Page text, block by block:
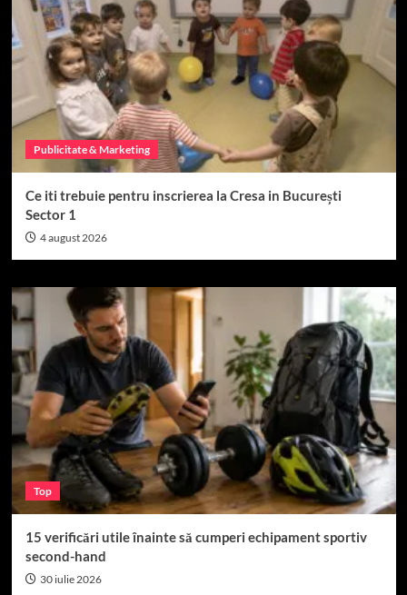
Publicitate & Marketing
Ce iti trebuie pentru inscrierea la Cresa in București
Sector 1
4 august 2026
Top
15 verificări utile înainte să cumperi echipament sportiv
second-hand
30 iulie 2026